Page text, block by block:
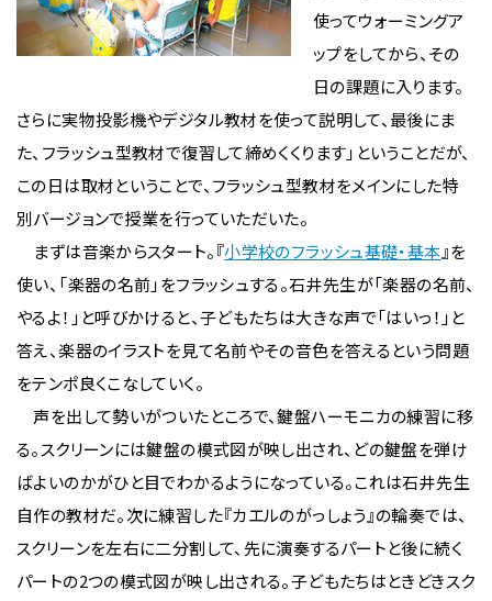
使ってウォーミングア
ップをしてから、その
日の課題に入ります。
さらに実物投影機やデジタル教材を使って説明して、最後にま
た、フラッシュ型教材で復習して締めくくります」ということだが、
この日は取材ということで、フラッシュ型教材をメインにした特
別バージョンで授業を行っていただいた。
まずは音楽からスタート。『小学校のフラッシュ基礎・基本』を
使い、「楽器の名前」をフラッシュする。石井先生が「楽器の名前、
やるよ！」と呼びかけると、子どもたちは大きな声で「はいっ！」と
答え、楽器のイラストを見て名前やその音色を答えるという問題
をテンポ良くこなしていく。
声を出して勢いがついたところで、鍵盤ハーモニカの練習に移
る。スクリーンには鍵盤の模式図が映し出され、どの鍵盤を弾け
ばよいのかがひと目でわかるようになっている。これは石井先生
自作の教材だ。次に練習した『カエルのがっしょう』の輪奏では、
スクリーンを左右に二分割して、先に演奏するパートと後に続く
パートの2つの模式図が映し出される。子どもたちはときどきスク